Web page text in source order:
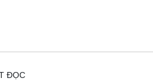
ĐỌC